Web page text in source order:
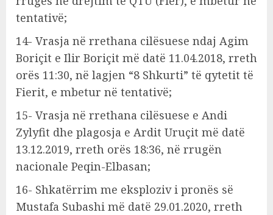
tentativë;
14- Vrasja në rrethana cilësuese ndaj Agim
Boriçit e Ilir Boriçit më datë 11.04.2018, rreth
orës 11:30, në lagjen “8 Shkurti” të qytetit të
Fierit, e mbetur në tentativë;
15- Vrasja në rrethana cilësuese e Andi
Zylyfit dhe plagosja e Ardit Uruçit më datë
13.12.2019, rreth orës 18:36, në rrugën
nacionale Peqin-Elbasan;
16- Shkatërrim me eksploziv i pronës së
Mustafa Subashi më datë 29.01.2020, rreth